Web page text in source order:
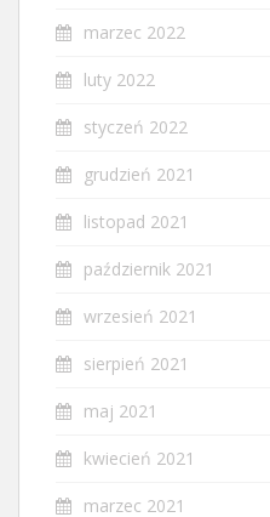
marzec 2022
luty 2022
styczeń 2022
grudzień 2021
listopad 2021
październik 2021
wrzesień 2021
sierpień 2021
maj 2021
kwiecień 2021
marzec 2021